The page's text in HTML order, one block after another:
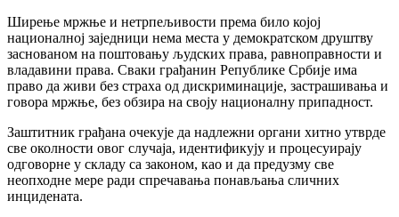
Ширење мржње и нетрпељивости према било којој
националној заједници нема места у демократском друштву
заснованом на поштовању људских права, равноправности и
владавини права. Сваки грађанин Републике Србије има
право да живи без страха од дискриминације, застрашивања и
говора мржње, без обзира на своју националну припадност.
Заштитник грађана очекује да надлежни органи хитно утврде
све околности овог случаја, идентификују и процесуирају
одговорне у складу са законом, као и да предузму све
неопходне мере ради спречавања понављања сличних
инцидената.